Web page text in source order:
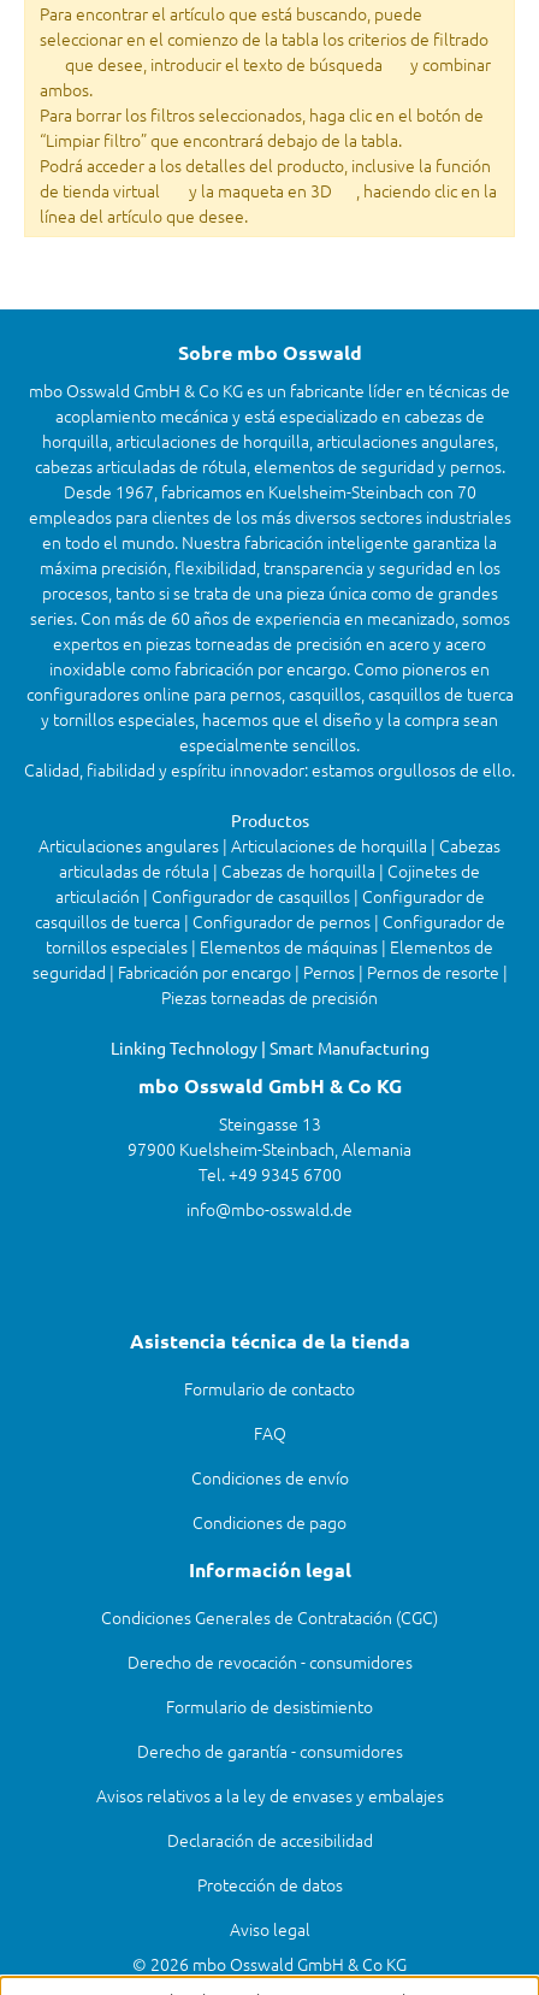
Para encontrar el artículo que está buscando, puede
seleccionar en el comienzo de la tabla los criterios de filtrado
que desee, introducir el texto de búsqueda
y combinar
ambos.
Para borrar los filtros seleccionados, haga clic en el botón de
“Limpiar filtro” que encontrará debajo de la tabla.
Podrá acceder a los detalles del producto, inclusive la función
de tienda virtual
y la maqueta en 3D
, haciendo clic en la
línea del artículo que desee.
Sobre mbo Osswald
mbo Osswald GmbH & Co KG es un fabricante líder en técnicas de
acoplamiento mecánica y está especializado en cabezas de
horquilla, articulaciones de horquilla, articulaciones angulares,
cabezas articuladas de rótula, elementos de seguridad y pernos.
Desde 1967, fabricamos en Kuelsheim-Steinbach con 70
empleados para clientes de los más diversos sectores industriales
en todo el mundo. Nuestra fabricación inteligente garantiza la
máxima precisión, flexibilidad, transparencia y seguridad en los
procesos, tanto si se trata de una pieza única como de grandes
series. Con más de 60 años de experiencia en mecanizado, somos
expertos en piezas torneadas de precisión en acero y acero
inoxidable como fabricación por encargo. Como pioneros en
configuradores online para pernos, casquillos, casquillos de tuerca
y tornillos especiales, hacemos que el diseño y la compra sean
especialmente sencillos.
Calidad, fiabilidad y espíritu innovador: estamos orgullosos de ello.
Productos
Articulaciones angulares | Articulaciones de horquilla | Cabezas
articuladas de rótula | Cabezas de horquilla | Cojinetes de
articulación | Configurador de casquillos | Configurador de
casquillos de tuerca | Configurador de pernos | Configurador de
tornillos especiales | Elementos de máquinas | Elementos de
seguridad | Fabricación por encargo | Pernos | Pernos de resorte |
Piezas torneadas de precisión
Linking Technology | Smart Manufacturing
mbo Osswald GmbH & Co KG
Steingasse 13
97900 Kuelsheim-Steinbach, Alemania
Tel. +49 9345 6700
info@mbo-osswald.de
Asistencia técnica de la tienda
Formulario de contacto
FAQ
Condiciones de envío
Condiciones de pago
Información legal
Condiciones Generales de Contratación (CGC)
Derecho de revocación - consumidores
Formulario de desistimiento
Derecho de garantía - consumidores
Avisos relativos a la ley de envases y embalajes
Declaración de accesibilidad
Protección de datos
Aviso legal
© 2026 mbo Osswald GmbH & Co KG